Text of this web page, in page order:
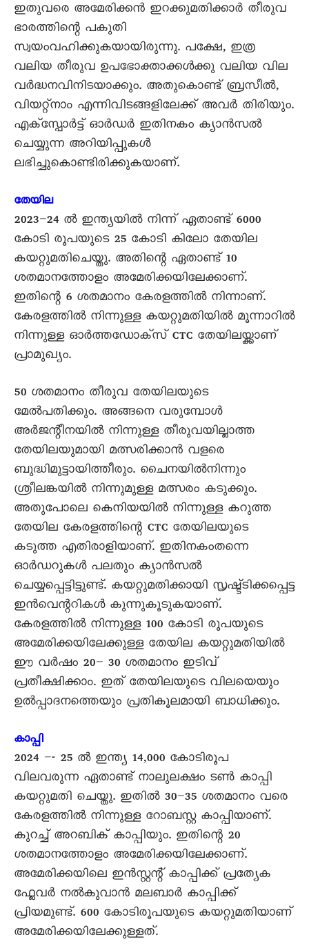
ഇതുവരെ അമേരിക്കൻ ഇറക്കുമതിക്കാർ തീരുവ
ഭാരത്തിന്റെ പകുതി
സ്വയംവഹിക്കുകയായിരുന്നു. പക്ഷേ, ഇത്ര
വലിയ തീരുവ ഉപഭോക്താക്കൾക്കു വലിയ വില
വർദ്ധനവിനിടയാക്കും. അതുകൊണ്ട് ബ്രസീൽ,
വിയറ്റ്നാം എന്നിവിടങ്ങളിലേക്ക് അവർ തിരിയും.
എക്സ്പോർട്ട് ഓർഡർ ഇതിനകം ക്യാൻസൽ
ചെയ്യുന്ന അറിയിപ്പുകൾ
ലഭിച്ചുകൊണ്ടിരിക്കുകയാണ്.
തേയില
2023–24 ൽ ഇന്ത്യയിൽ നിന്ന് ഏതാണ്ട് 6000
കോടി രൂപയുടെ 25 കോടി കിലോ തേയില
കയറ്റുമതിചെയ്തു. അതിന്റെ ഏതാണ്ട് 10
ശതമാനത്തോളം അമേരിക്കയിലേക്കാണ്.
ഇതിന്റെ 6 ശതമാനം കേരളത്തിൽ നിന്നാണ്.
കേരളത്തിൽ നിന്നുള്ള കയറ്റുമതിയിൽ മൂന്നാറിൽ
നിന്നുള്ള ഓർത്തഡോക്സ് CTC തേയിലയ്ക്കാണ്
പ്രാമുഖ്യം.
50 ശതമാനം തീരുവ തേയിലയുടെ
മേൽപതിക്കും. അങ്ങനെ വരുമ്പോൾ
അർജന്റീനയിൽ നിന്നുള്ള തീരുവയില്ലാത്ത
തേയിലയുമായി മത്സരിക്കാൻ വളരെ
ബുദ്ധിമുട്ടായിത്തീരും. ചൈനയിൽനിന്നും
ശ്രീലങ്കയിൽ നിന്നുമുള്ള മത്സരം കടുക്കും.
അതുപോലെ കെനിയയിൽ നിന്നുള്ള കറുത്ത
തേയില കേരളത്തിന്റെ CTC തേയിലയുടെ
കടുത്ത എതിരാളിയാണ്. ഇതിനകംതന്നെ
ഓർഡറുകൾ പലതും ക്യാൻസൽ
ചെയ്യപ്പെട്ടിട്ടുണ്ട്. കയറ്റുമതിക്കായി സൃഷ്ട്ടിക്കപ്പെട്ട
ഇൻവെന്ററികൾ കുന്നുകൂടുകയാണ്.
കേരളത്തിൽ നിന്നുള്ള 100 കോടി രൂപയുടെ
അമേരിക്കയിലേക്കുള്ള തേയില കയറ്റുമതിയിൽ
ഈ വർഷം 20– 30 ശതമാനം ഇടിവ്
പ്രതീക്ഷിക്കാം. ഇത് തേയിലയുടെ വിലയെയും
ഉൽപ്പാദനത്തെയും പ്രതികൂലമായി ബാധിക്കും.
കാപ്പി
2024 –- 25 ൽ ഇന്ത്യ 14,000 കോടിരൂപ
വിലവരുന്ന ഏതാണ്ട് നാലുലക്ഷം ടൺ കാപ്പി
കയറ്റുമതി ചെയ്തു. ഇതിൽ 30–35 ശതമാനം വരെ
കേരളത്തിൽ നിന്നുള്ള റോബസ്റ്റ കാപ്പിയാണ്.
കുറച്ച് അറബിക് കാപ്പിയും. ഇതിന്റെ 20
ശതമാനത്തോളം അമേരിക്കയിലേക്കാണ്.
അമേരിക്കയിലെ ഇൻസ്റ്റന്റ് കാപ്പിക്ക് പ്രത്യേക
ഫ്ലേവർ നൽകുവാൻ മലബാർ കാപ്പിക്ക്
പ്രിയമുണ്ട്. 600 കോടിരൂപയുടെ കയറ്റുമതിയാണ്
അമേരിക്കയിലേക്കുള്ളത്.